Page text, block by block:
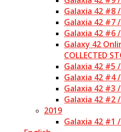
Galaxia 42 #8
Galaxia 42 #7
Galaxia 42 #6
Galaxy 42
COLLECTED
Galaxia 42 #5
Galaxia 42 #4
Galaxia 42 #3
Galaxia 42 #2
2019
Galaxia 42 #1